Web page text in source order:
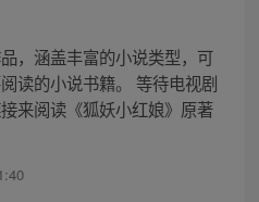
，涵盖丰富的小说类型，可
读的小说书籍。 等待电视剧
来阅读《狐妖小红娘》原著